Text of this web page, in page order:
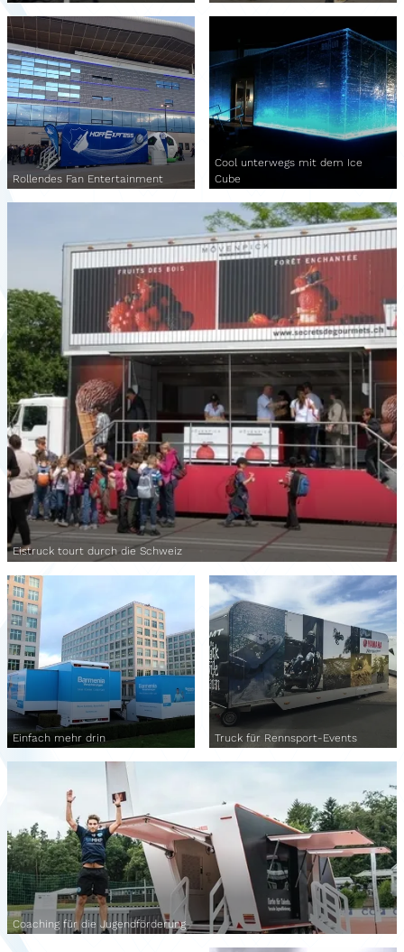
Rollendes Fan Entertainment
Cool unterwegs mit dem Ice
Cube
Eistruck tourt durch die Schweiz
Einfach mehr drin
Coaching für die Jugendförderung
Truck für Rennsport-Events